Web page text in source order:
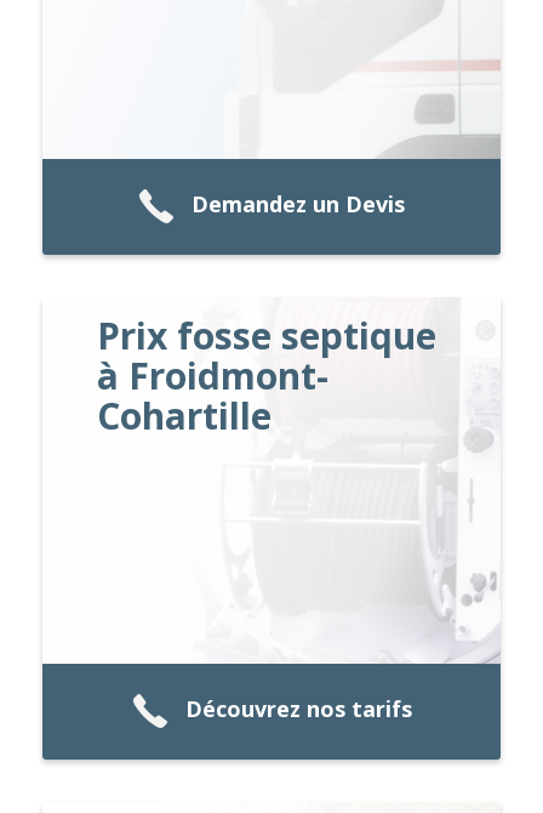
Demandez un Devis
Prix fosse septique
à Froidmont-
Cohartille
Découvrez nos tarifs